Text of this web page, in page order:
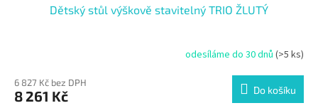
Dětský stůl výškově stavitelný TRIO ŽLUTÝ
odesíláme do 30 dnů (>5 ks)
6 827 Kč bez DPH
8 261 Kč Do košíku